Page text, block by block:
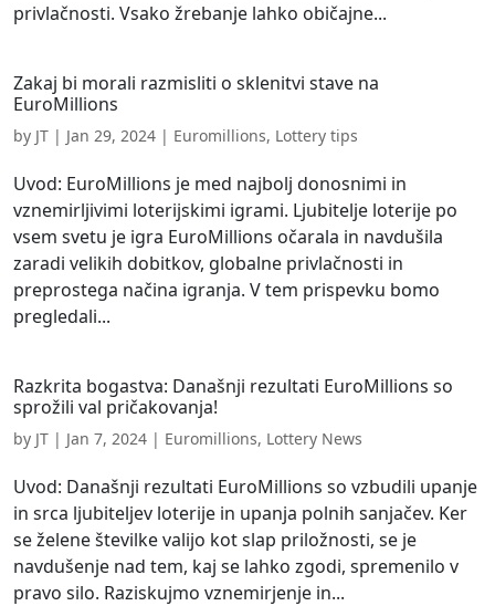
privlačnosti. Vsako žrebanje lahko običajne...
Zakaj bi morali razmisliti o sklenitvi stave na
EuroMillions
by JT | Jan 29, 2024 | Euromillions, Lottery tips
Uvod: EuroMillions je med najbolj donosnimi in
vznemirljivimi loterijskimi igrami. Ljubitelje loterije po
vsem svetu je igra EuroMillions očarala in navdušila
zaradi velikih dobitkov, globalne privlačnosti in
preprostega načina igranja. V tem prispevku bomo
pregledali...
Razkrita bogastva: Današnji rezultati EuroMillions so
sprožili val pričakovanja!
by JT | Jan 7, 2024 | Euromillions, Lottery News
Uvod: Današnji rezultati EuroMillions so vzbudili upanje
in srca ljubiteljev loterije in upanja polnih sanjačev. Ker
se želene številke valijo kot slap priložnosti, se je
navdušenje nad tem, kaj se lahko zgodi, spremenilo v
pravo silo. Raziskujmo vznemirjenje in...